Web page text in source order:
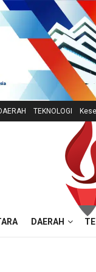
TEKNOLOGI
DAERAH